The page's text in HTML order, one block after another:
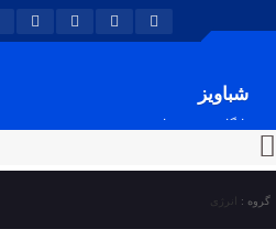
شباویز
پایگاه خبری شباویز
گروه :